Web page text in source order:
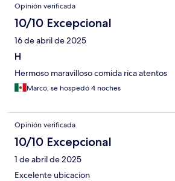
Opinión verificada
10/10 Excepcional
16 de abril de 2025
H
Hermoso maravilloso comida rica atentos
Marco, se hospedó 4 noches
Opinión verificada
10/10 Excepcional
1 de abril de 2025
Excelente ubicacion